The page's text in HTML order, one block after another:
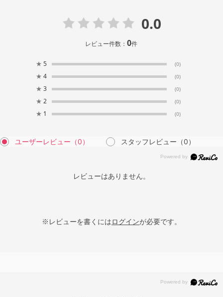
0.0
レビュー件数：0件
★ 5 (0)
★ 4 (0)
★ 3 (0)
★ 2 (0)
★ 1 (0)
ユーザーレビュー （0） スタッフレビュー （0）
レビューはありません。
※レビューを書くにはログインが必要です。